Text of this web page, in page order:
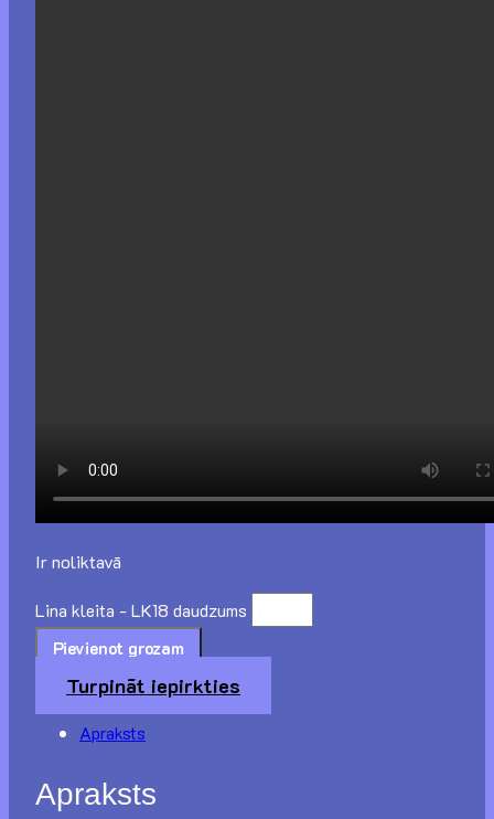
Ir noliktavā
Lina kleita - LK18 daudzums
Pievienot grozam
Turpināt iepirkties
Apraksts
Apraksts